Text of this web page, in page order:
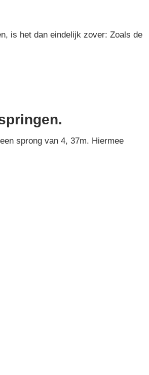
is het dan eindelijk zover: Zoals de
sprong van 4, 37m. Hiermee